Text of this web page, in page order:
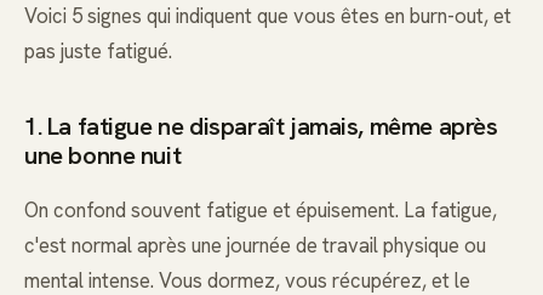
Voici 5 signes qui indiquent que vous êtes en burn-out, et
pas juste fatigué.
1. La fatigue ne disparaît jamais, même après
une bonne nuit
On confond souvent fatigue et épuisement. La fatigue,
c'est normal après une journée de travail physique ou
mental intense. Vous dormez, vous récupérez, et le